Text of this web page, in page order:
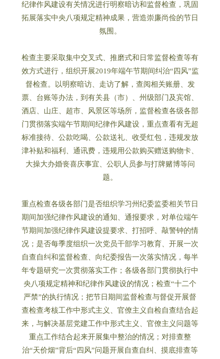
纪律作风建设有关情况进行明察暗访和监督检查，巩固
拓展落实中央八项规定精神成果，营造崇廉尚俭的节日
氛围。
检查主要采取集中交叉式、推磨式和日常监督检查等有
效方式进行，组织开展2019年端午节期间纠治“四风”监
督检查。以明察暗访、走访了解，查阅相关账册、发
票、台账等办法，到有关县（市）、州级部门及宾馆、
酒店、山庄、超市、风景区等场所，监督检查各级各部
门贯彻落实端午节期间纪律作风建设，重点查看有无超
标准接待、公款吃喝、公款送礼、收受红包，违规发放
津补贴和福利、通讯费，违规用公款购买赠送购物卡、
大操大办婚丧喜庆事宜、公职人员参与打牌赌博等问
题。
重点检查各级各部门是否组织学习州纪委监委相关节日
期间加强纪律作风建设的通知、通报要求，对单位端午
节期间加强纪律作风建设提要求、打招呼、敲警钟的情
况；是否每季度组织一次党员干部学习教育、开展一次
自查自纠和监督检查、向纪委报告一次落实情况，每半
年专题研究一次贯彻落实工作；各级各部门贯彻执行中
央八项规定精神和纪律作风建设的情况；检查“十二个
严禁”的执行情况；把节日期间监督检查与督促开展督
查检查考核工作中形式主义、官僚主义自检自查结合起
来，与解决基层党建工作中形式主义、官僚主义问题等
重点工作结合起来开展集中整治的情况；对排查整
治“天价烟”背后“四风”问题开展自查自纠、摸底排查等